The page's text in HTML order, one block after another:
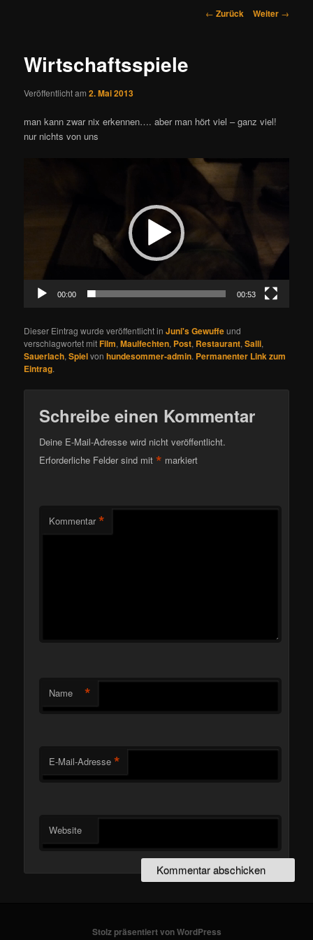
Beitrags-
← Zurück Weiter →
Wirtschaftsspiele
Veröffentlicht am2. Mai 2013
man kann zwar nix erkennen…. aber man hört viel – ganz viel!
nur nichts von uns
00:00 00:53
Dieser Eintrag wurde veröffentlicht inJuni's Gewuffeund
verschlagwortet mitFilm,Maulfechten, Post, Restaurant,Salli,
Sauerlach,Spielvonhundesommer-admin. Permanenter Link zum
Eintrag.
Schreibe einen Kommentar
Deine E-Mail-Adresse wird nicht veröffentlicht.
Erforderliche Felder sind mit* markiert
Kommentar *
Name *
E-Mail-Adresse *
Website
Stolz präsentiert von WordPress